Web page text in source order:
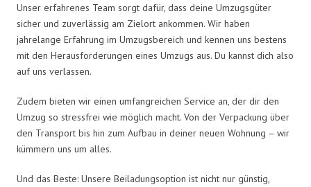
Unser erfahrenes Team sorgt dafür, dass deine Umzugsgüter
sicher und zuverlässig am Zielort ankommen. Wir haben
jahrelange Erfahrung im Umzugsbereich und kennen uns bestens
mit den Herausforderungen eines Umzugs aus. Du kannst dich also
auf uns verlassen.
Zudem bieten wir einen umfangreichen Service an, der dir den
Umzug so stressfrei wie möglich macht. Von der Verpackung über
den Transport bis hin zum Aufbau in deiner neuen Wohnung – wir
kümmern uns um alles.
Und das Beste: Unsere Beiladungsoption ist nicht nur günstig,